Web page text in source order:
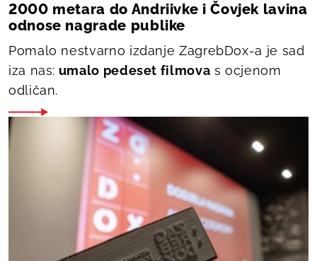
2000 metara do Andriivke i Čovjek lavina
odnose nagrade publike
Pomalo nestvarno izdanje ZagrebDox-a je sad
iza nas: umalo pedeset filmova s ocjenom
odličan.